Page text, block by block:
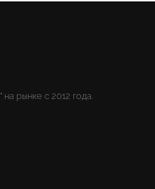
рынке с 2012 года.